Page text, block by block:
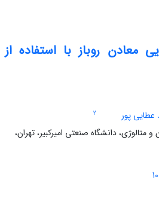
معادن روباز با استفاده از
پور
2
دانشگاه صنعتی امیرکبیر، تهران،